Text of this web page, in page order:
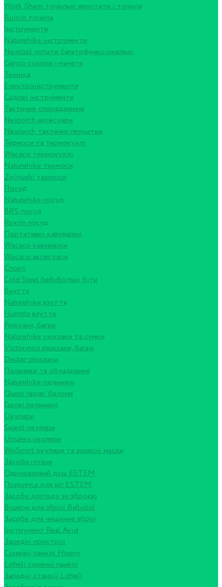
Work Sharp точильні верстати і точила
Ruixin точила
Інструменти
Naturehike інструменти
Nextool лопати багатофункціональні
Ganzo сокири і мачете
Техніка
Електроінструменти
Садові інструменти
Тактичне спорядження
Nextorch аксесуари
Nextorch тактичні перчатки
Термоси та термокухлі
Wacaco термокухлі
Naturehike термоси
Zojirushi термоси
Посуд
Naturehike посуд
BRS посуд
Roxon посуд
Портативні кавоварки
Wacaco кавоварки
Wacaco аксесуари
Спорт
Cold Steel бейсбольні біти
Взуття
Naturehike взуття
Humtto взуття
Рюкзаки, багаж
Naturehike рюкзаки та сумки
Victorinox рюкзаки, багаж
Deuter рюкзаки
Пальники та обладнання
Naturehike пальники
Quest газові балони
Газові пальники
Окуляри
Select окуляри
Umarex окуляри
WoSport окуляри та захисні маски
Засоби гігієни
Одноразовий душ ESTEM
Присипка для ніг ESTEM
Засоби догляду за зброєю
Вішери для зброї Ballistol
Засоби для чищення зброї
Інструмент Real Avid
Зарядні пристрої
Сонячні панелі Houny
Litheli сонячні панелі
Зарядні станції Litheli